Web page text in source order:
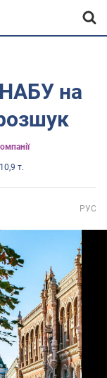
на
10,9 т.
РУС